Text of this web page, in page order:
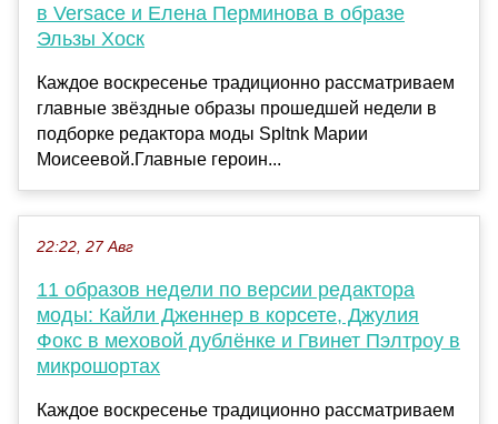
в Versace и Елена Перминова в образе
Эльзы Хоск
Каждое воскресенье традиционно рассматриваем
главные звёздные образы прошедшей недели в
подборке редактора моды Spltnk Марии
Моисеевой.Главные героин...
22:22, 27 Авг
11 образов недели по версии редактора
моды: Кайли Дженнер в корсете, Джулия
Фокс в меховой дублёнке и Гвинет Пэлтроу в
микрошортах
Каждое воскресенье традиционно рассматриваем